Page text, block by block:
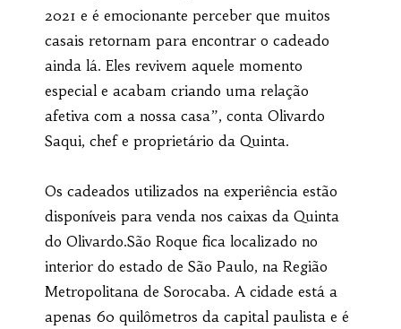
2021 e é emocionante perceber que muitos
casais retornam para encontrar o cadeado
ainda lá. Eles revivem aquele momento
especial e acabam criando uma relação
afetiva com a nossa casa”, conta Olivardo
Saqui, chef e proprietário da Quinta.
Os cadeados utilizados na experiência estão
disponíveis para venda nos caixas da Quinta
do Olivardo.São Roque fica localizado no
interior do estado de São Paulo, na Região
Metropolitana de Sorocaba. A cidade está a
apenas 60 quilômetros da capital paulista e é